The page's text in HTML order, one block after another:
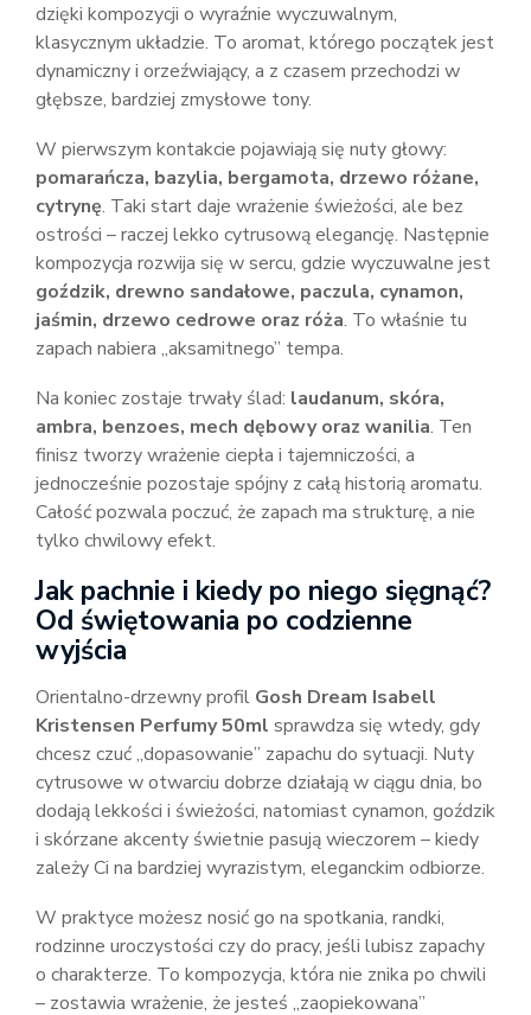
dzięki kompozycji o wyraźnie wyczuwalnym,
klasycznym układzie. To aromat, którego początek jest
dynamiczny i orzeźwiający, a z czasem przechodzi w
głębsze, bardziej zmysłowe tony.
W pierwszym kontakcie pojawiają się nuty głowy:
pomarańcza, bazylia, bergamota, drzewo różane,
cytrynę. Taki start daje wrażenie świeżości, ale bez
ostrości – raczej lekko cytrusową elegancję. Następnie
kompozycja rozwija się w sercu, gdzie wyczuwalne jest
goździk, drewno sandałowe, paczula, cynamon,
jaśmin, drzewo cedrowe oraz róża. To właśnie tu
zapach nabiera „aksamitnego” tempa.
Na koniec zostaje trwały ślad: laudanum, skóra,
ambra, benzoes, mech dębowy oraz wanilia. Ten
finisz tworzy wrażenie ciepła i tajemniczości, a
jednocześnie pozostaje spójny z całą historią aromatu.
Całość pozwala poczuć, że zapach ma strukturę, a nie
tylko chwilowy efekt.
Jak pachnie i kiedy po niego sięgnąć?
Od świętowania po codzienne
wyjścia
Orientalno-drzewny profil Gosh Dream Isabell
Kristensen Perfumy 50ml sprawdza się wtedy, gdy
chcesz czuć „dopasowanie” zapachu do sytuacji. Nuty
cytrusowe w otwarciu dobrze działają w ciągu dnia, bo
dodają lekkości i świeżości, natomiast cynamon, goździk
i skórzane akcenty świetnie pasują wieczorem – kiedy
zależy Ci na bardziej wyrazistym, eleganckim odbiorze.
W praktyce możesz nosić go na spotkania, randki,
rodzinne uroczystości czy do pracy, jeśli lubisz zapachy
o charakterze. To kompozycja, która nie znika po chwili
– zostawia wrażenie, że jesteś „zaopiekowana”